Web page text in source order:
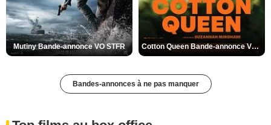
Mutiny Bande-annonce VO STFR Cotton Queen Bande-annonce VO STFR
Bandes-annonces à ne pas manquer